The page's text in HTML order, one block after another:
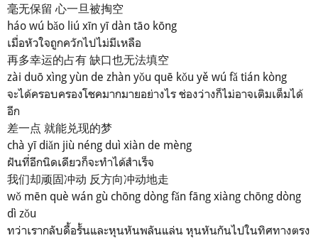
毫无保留 心一旦被掏空
háo wú bǎo liú xīn yī dàn tāo kōng
เมื่อหัวใจถูกควักไปไม่มีเหลือ
再多幸运的占有 缺口也无法填空
zài duō xìng yùn de zhàn yǒu quē kǒu yě wú fǎ tián kòng
จะได้ครอบครองโชคมากมายอย่างไร ช่องว่างก็ไม่อาจเติมเต็มได้
อีก
差一点 就能兑现的梦
chà yī diǎn jiù néng duì xiàn de mèng
ฝันที่อีกนิดเดียวก็จะทำได้สำเร็จ
我们却顽固冲动 反方向冲动地走
wǒ mēn què wán gù chōng dòng fǎn fāng xiàng chōng dòng
dì zǒu
ทว่าเรากลับดื้อรั้นและหุนหันพลันแล่น หุนหันกันไปในทิศทางตรง